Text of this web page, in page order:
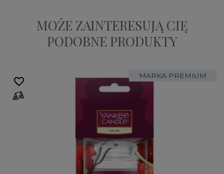
MOŻE ZAINTERESUJĄ CIĘ
PODOBNE PRODUKTY
MARKA PREMIUM
favorite_border